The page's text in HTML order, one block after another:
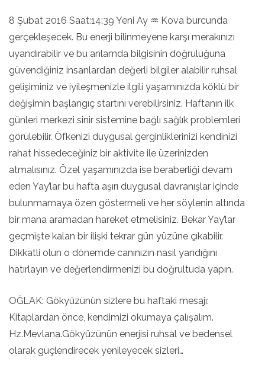
8 Şubat 2016 Saat:14:39 Yeni Ay ♒ Kova burcunda
gerçekleşecek. Bu enerji bilinmeyene karşı merakınızı
uyandırabilir ve bu anlamda bilgisinin doğruluğuna
güvendiğiniz insanlardan değerli bilgiler alabilir ruhsal
gelişiminiz ve iyileşmenizle ilgili yaşamınızda köklü bir
değişimin başlangıç startını verebilirsiniz. Haftanın ilk
günleri merkezi sinir sistemine bağlı sağlık problemleri
görülebilir. Öfkenizi duygusal gerginliklerinizi kendinizi
rahat hissedeceğiniz bir aktivite ile üzerinizden
atmalısınız. Özel yaşamınızda ise beraberliği devam
eden Yay’lar bu hafta aşırı duygusal davranışlar içinde
bulunmamaya özen göstermeli ve her söylenin altında
bir mana aramadan hareket etmelisiniz. Bekar Yay’lar
geçmişte kalan bir ilişki tekrar gün yüzüne çıkabilir.
Dikkatli olun o dönemde canınızın nasıl yandığını
hatırlayın ve değerlendirmenizi bu doğrultuda yapın.
OĞLAK: Gökyüzünün sizlere bu haftaki mesajı:
Kitaplardan önce, kendimizi okumaya çalışalım.
Hz.Mevlana.Gökyüzünün enerjisi ruhsal ve bedensel
olarak güçlendirecek yenileyecek sizleri…